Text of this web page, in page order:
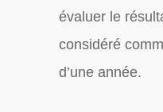
évaluer le
considéré
d’une année.